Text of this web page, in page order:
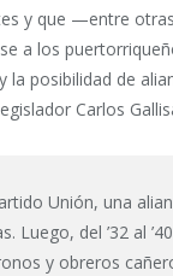
y que —entre
a los
posibilidad de
Carlos
Unión, una
Luego, del ’32 al
y obreros